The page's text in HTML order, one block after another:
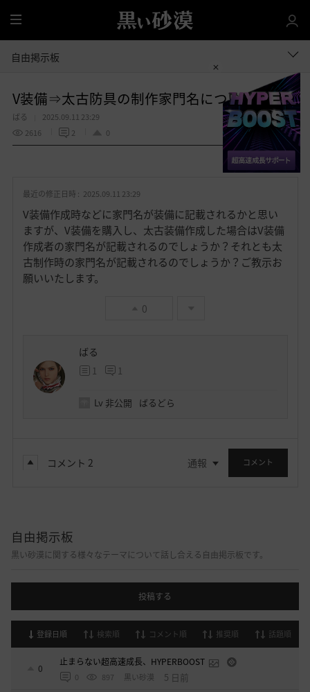
全
体
自由掲示板
V装備⇒太古防具の制作家門名について
ばる
2025.09.11 23:29
2616
2 0
お
入
り
共有する
最近の修正日時 : 2025.09.11 23:29
V装備作成時などに家門名が装備に記載されるかと思い
ますが、V装備を購入し、太古装備作成した場合はV装備
作成者の家門名が記載されるのでしょうか？それとも太
古制作時の家門名が記載されるのでしょうか？ご教示お
願いいたします。
0
ばる
1 1
Lv 非公開 ばるどら
コメント 2 通報 コメント
自由掲示板
黒い砂漠に関する様々なテーマについて話し合える自由掲示板です。
投稿する
登録日順 検索順 コメント順 推奨順 話題順
0
止まらない超高速成長、HYPERBOOST
0 897 黒い砂漠 5 日前